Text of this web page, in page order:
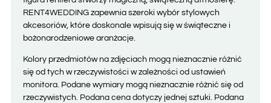
RENT4WEDDING zapewnia szeroki wybór stylowych
akcesoriów, które doskonale wpisują się w świąteczne i
bożonarodzeniowe aranżacje.
Kolory przedmiotów na zdjęciach mogą nieznacznie różnić
się od tych w rzeczywistości w zależności od ustawień
monitora. Podane wymiary mogą nieznacznie różnić się od
rzeczywistych. Podana cena dotyczy jednej sztuki. Podana